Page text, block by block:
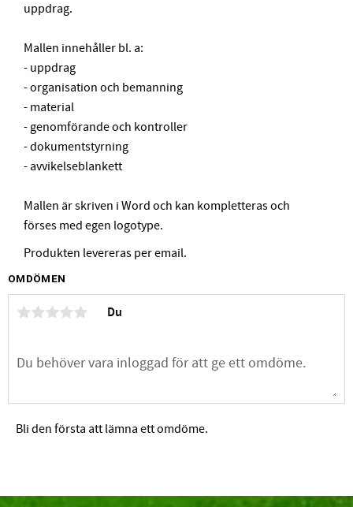
uppdrag.
Mallen innehåller bl. a:
- uppdrag
- organisation och bemanning
- material
- genomförande och kontroller
- dokumentstyrning
- avvikelseblankett
Mallen är skriven i Word och kan kompletteras och
förses med egen logotype.
Produkten levereras per email.
OMDÖMEN
Du
Bli den första att lämna ett omdöme.